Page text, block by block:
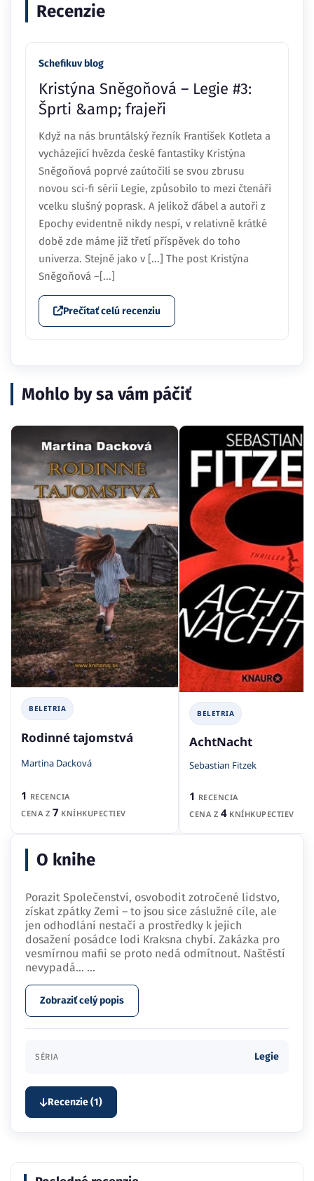
Recenzie
Schefikuv blog
Kristýna Sněgoňová – Legie #3:
Šprti &amp; frajeři
Když na nás bruntálský řezník František Kotleta a
vycházející hvězda české fantastiky Kristýna
Sněgoňová poprvé zaútočili se svou zbrusu
novou sci-fi sérií Legie, způsobilo to mezi čtenáři
vcelku slušný poprask. A jelikož ďábel a autoři z
Epochy evidentně nikdy nespí, v relativně krátké
době zde máme již třetí příspěvek do toho
univerza. Stejně jako v [...] The post Kristýna
Sněgoňová –[...]
Prečítať celú recenziu
Mohlo by sa vám páčiť
BELETRIA
Rodinné tajomstvá
Martina Dacková
1 RECENCIA
CENA Z 7 KNÍHKUPECTIEV
BELETRIA
AchtNacht
Sebastian Fitzek
1 RECENCIA
CENA Z 4KNÍHKUPECTIEV
O knihe
Porazit Společenství, osvobodit zotročené lidstvo,
získat zpátky Zemi – to jsou sice záslužné cíle, ale
jen odhodlání nestačí a prostředky k jejich
dosažení posádce lodi Kraksna chybí. Zakázka pro
vesmírnou mafii se proto nedá odmítnout. Naštěstí
nevypadá… ...
Zobraziť celý popis
SÉRIA Legie
Recenzie (1)